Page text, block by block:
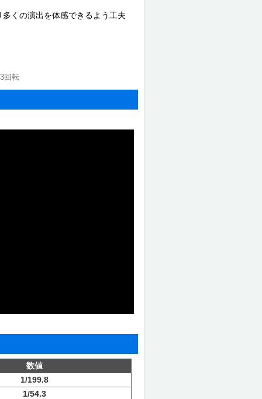
くの演出を体感できるよう工夫
回転
数値
1/199.8
1/54.3